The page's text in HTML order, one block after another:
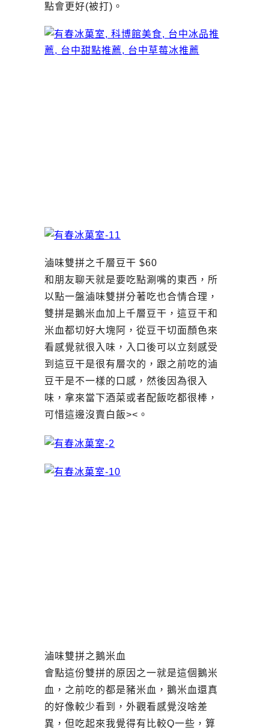
點會更好(被打)。
滷味雙拼之千層豆干 $60
和朋友聊天就是要吃點涮嘴的東西，所
以點一盤滷味雙拼分著吃也合情合理，
雙拼是鵝米血加上千層豆干，這豆干和
米血都切好大塊阿，從豆干切面顏色來
看感覺就很入味，入口後可以立刻感受
到這豆干是很有層次的，跟之前吃的滷
豆干是不一樣的口感，然後因為很入
味，拿來當下酒菜或者配飯吃都很棒，
可惜這邊沒賣白飯><。
滷味雙拼之鵝米血
會點這份雙拼的原因之一就是這個鵝米
血，之前吃的都是豬米血，鵝米血還真
的好像較少看到，外觀看感覺沒啥差
異，但吃起來我覺得有比較Q一些，算